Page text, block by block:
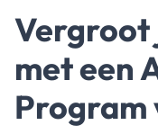
Vergroot
met een
Program